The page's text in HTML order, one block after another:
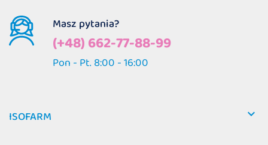
Masz pytania?
(+48) 662-77-88-99
Pon - Pt. 8:00 - 16:00
ISOFARM 